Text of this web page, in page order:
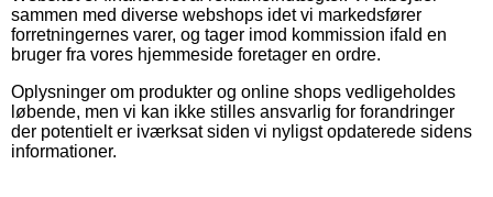
sammen med diverse webshops idet vi markedsfører
forretningernes varer, og tager imod kommission ifald en
bruger fra vores hjemmeside foretager en ordre.
Oplysninger om produkter og online shops vedligeholdes
løbende, men vi kan ikke stilles ansvarlig for forandringer
der potentielt er iværksat siden vi nyligst opdaterede sidens
informationer.